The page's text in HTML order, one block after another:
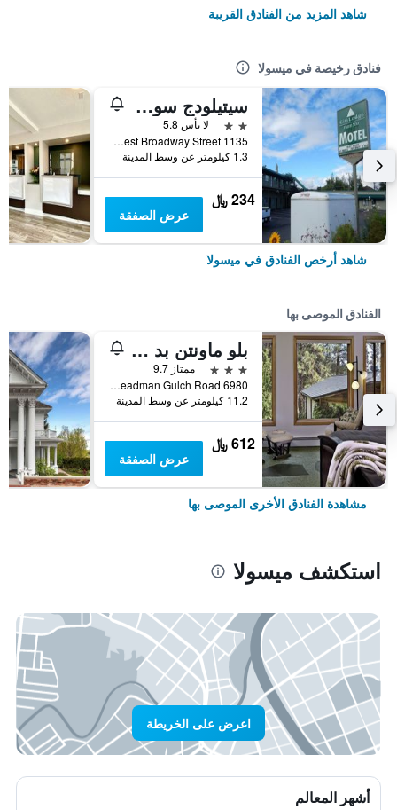
شاهد المزيد من الفنادق القريبة
فنادق رخيصة في ميسولا
سيتيلودج سويتس
2 نجمتين
لا بأس 5.8
1135 West Broadway Street, ميسولا, MT, الولايات المتحدة الأميريكية
1.3 كيلومتر عن وسط المدينة
234 ﷼
عرض الصفقة
شاهد أرخص الفنادق في ميسولا
الفنادق الموصى بها
بلو ماونتن بد آند بريكفاست
3 نجوم
ممتاز 9.7
6980 Deadman Gulch Road, ميسولا, MT, الولايات المتحدة الأميريكية
11.2 كيلومتر عن وسط المدينة
612 ﷼
عرض الصفقة
مشاهدة الفنادق الأخرى الموصى بها
استكشف ميسولا
اعرض على الخريطة
أشهر المعالم